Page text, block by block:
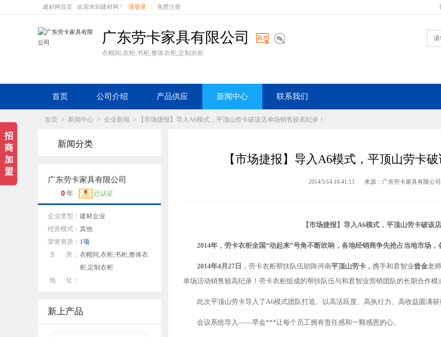
建材网首页 欢迎来到建材网 ! 请登录 免费注册
广东劳卡家具有限公司
衣帽间,衣柜,书柜,整体衣柜,定制衣柜
首页 公司介绍 产品供应 新闻中心 联系我们
首页 > 新闻中心 > 企业新闻 > 【市场捷报】导入A6模式，平顶山劳卡破该店单场销售较高纪录！
【市场捷报】导入A6模式，平顶山劳卡
2014/5/14 16:41:13 来源：广东劳卡家具有限公司
【市场捷报】导入A6模式，平顶山劳卡破该
2014年，劳卡衣柜全国“动起来”号角不断吹响，各地经销商争先抢占当地市场，
2014年4月27日 ，劳卡衣柜帮扶队伍助阵河南平顶山劳卡， 携手和君智业曾金老
单场活动销售较高纪录！劳卡衣柜组成的帮扶队伍与和君智业营销团队的长期合作模
此次平顶山劳卡导入了A6模式团队打造。以高活跃度、高执行力、高收益圆满获
会议系统导入——早会***让每个员工拥有责任感和一颗感恩的心。
新闻分类
广东劳卡家具有限公司
0 年 已认证
企业类型： 建材企业
经营模式： 其他
荣誉资质： 1项
主 营： 衣帽间,衣柜,书柜,整体衣
柜,定制衣柜
地 址：
新上产品
招
商
加
盟